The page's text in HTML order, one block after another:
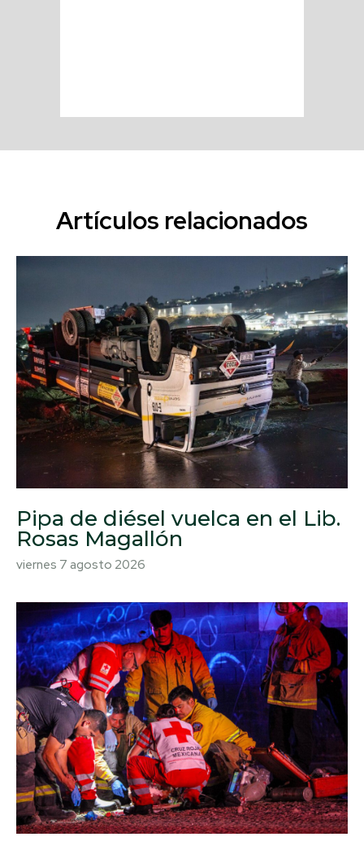
Artículos relacionados
Pipa de diésel vuelca en el Lib.
Rosas Magallón
viernes 7 agosto 2026